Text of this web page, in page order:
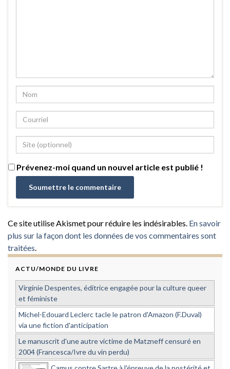
Prévenez-moi quand un nouvel article est publié !
Ce site utilise Akismet pour réduire les indésirables. En savoir
plus sur la façon dont les données de vos commentaires sont
traitées
ACTU/MONDE DU LIVRE
Virginie Despentes, éditrice engagée pour la culture queer
et féministe
Michel-Edouard Leclerc tacle le patron d'Amazon (F.Duval)
via une fiction d'anticipation
Le manuscrit d'une autre victime de Matzneff censuré en
2004 (Francesca/Ivre du vin perdu)